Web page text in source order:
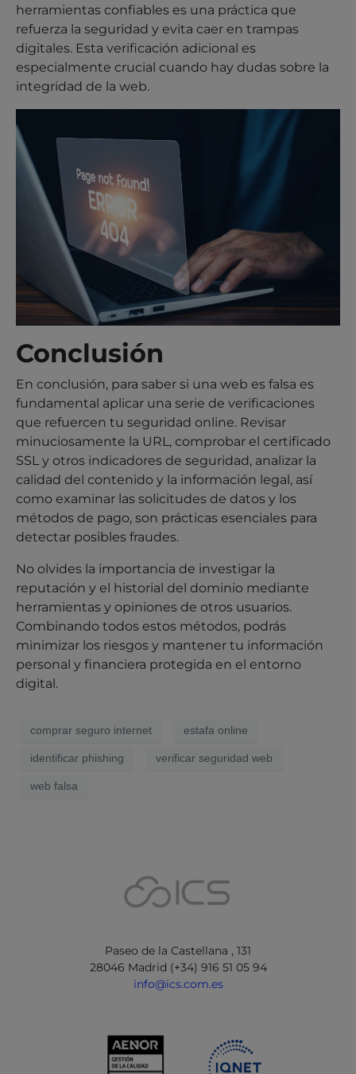
herramientas confiables es una práctica que
refuerza la seguridad y evita caer en trampas
digitales. Esta verificación adicional es
especialmente crucial cuando hay dudas sobre la
integridad de la web.
Conclusión
En conclusión, para saber si una web es falsa es
fundamental aplicar una serie de verificaciones
que refuercen tu seguridad online. Revisar
minuciosamente la URL, comprobar el certificado
SSL y otros indicadores de seguridad, analizar la
calidad del contenido y la información legal, así
como examinar las solicitudes de datos y los
métodos de pago, son prácticas esenciales para
detectar posibles fraudes.
No olvides la importancia de investigar la
reputación y el historial del dominio mediante
herramientas y opiniones de otros usuarios.
Combinando todos estos métodos, podrás
minimizar los riesgos y mantener tu información
personal y financiera protegida en el entorno
digital.
comprar seguro internet estafa online
identificar phishing verificar seguridad web
web falsa
Paseo de la Castellana , 131
28046 Madrid (+34) 916 51 05 94
info@ics.com.es